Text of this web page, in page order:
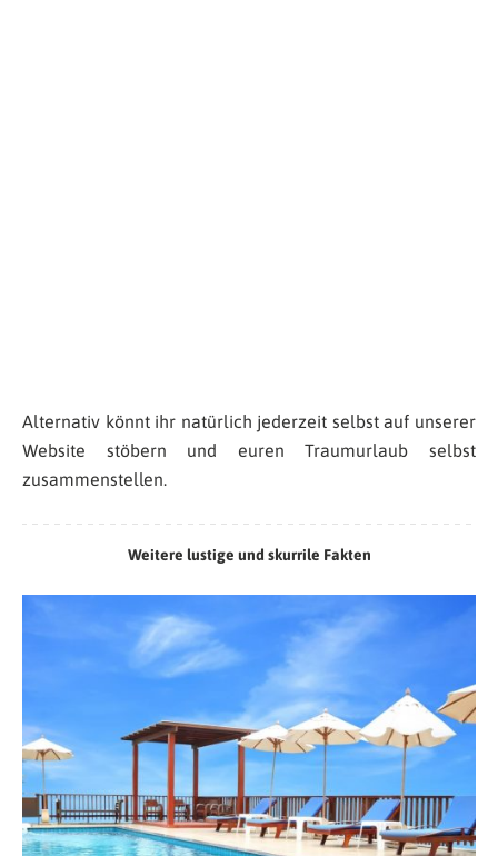
Alternativ könnt ihr natürlich jederzeit selbst auf unserer
Website stöbern und euren Traumurlaub selbst
zusammenstellen.
Weitere lustige und skurrile Fakten